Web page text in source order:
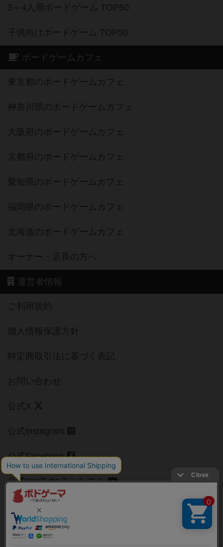
3～4人用ボードゲーム TOP50
子供向けボードゲーム TOP50
ボードゲームカフェ
東京都のボードゲームカフェ
神奈川県のボードゲームカフェ
大阪府のボードゲームカフェ
京都府のボードゲームカフェ
愛知県のボードゲームカフェ
福岡県のボードゲームカフェ
北海道のボードゲームカフェ
オーナー・店長の方へ
運営者情報
ご利用規約
個人情報保護方針
特定商取引法に基づく表記
お問い合わせ
公式X
公式instagram
公式Facebook
公式YouTubeチャンネル